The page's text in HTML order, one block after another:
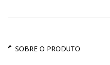
SOBRE O PRODUTO